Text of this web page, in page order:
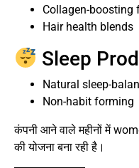
Collagen-boosting
Hair health blends
Sleep
Natural sleep-
Non-habit forming
कंपनी आने वाले महीनों में
की योजना बना रही है।